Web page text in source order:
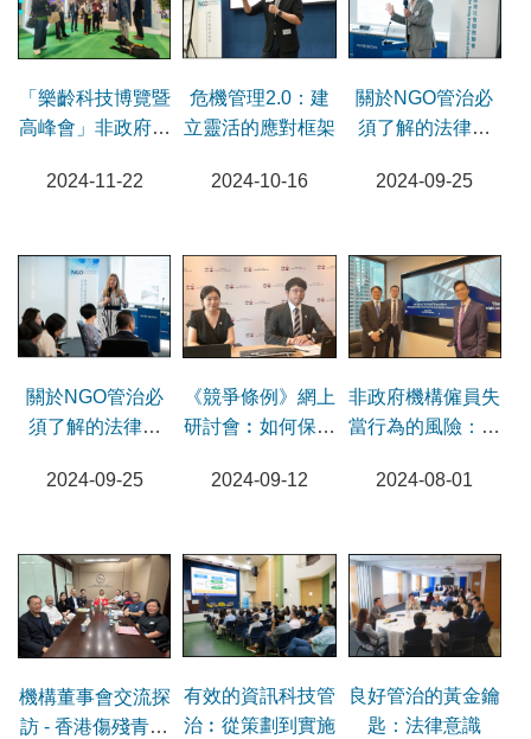
「樂齡科技博覽暨
高峰會」非政府機
2024-11-22
危機管理2.0：建
立靈活的應對框架
2024-10-16
關於NGO管治必
須了解的法律事
名捐款
2024-09-25
關於NGO管治必
須了解的法律事
識產權
2024-09-25
《競爭條例》網上
研討會︰如何保持
益
2024-09-12
非政府機構僱員失
當行為的風險：機
要承擔法律責任？
2024-08-01
機構董事會交流探
訪 - 香港傷殘青年
有效的資訊科技管
治︰從策劃到實施
良好管治的黃金鑰
匙：法律意識